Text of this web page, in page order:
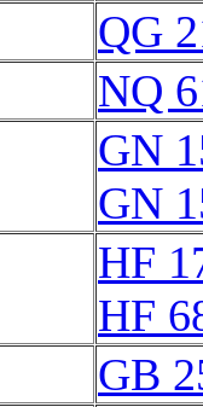
QG
NQ
GN
GN
HF
HF
GB